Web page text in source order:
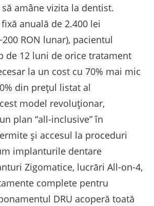
amâne vizita la dentist.
anuală de 2.400 lei
RON lunar), pacientul
de 12 luni de orice tratament
la un cost cu 70% mai mic
din prețul listat al
model revoluționar,
plan “all-inclusive” în
și accesul la proceduri
implanturile dentare
Zigomatice, lucrări All-on-4,
complete pentru
DRU acoperă toată